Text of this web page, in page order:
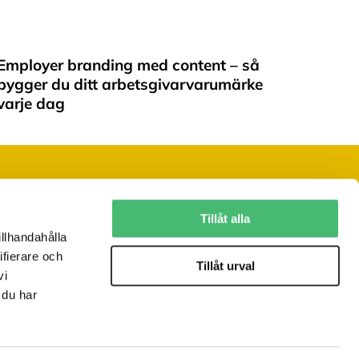
och
har
Tillåt alla
Tillåt urval
branding med content – så
du ditt arbetsgivarvarumärke
dag
Följ oss på sociala medier
Vill du ha vårt nyhetsbrev?